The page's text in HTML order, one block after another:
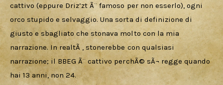
cattivo (eppure Driz’zt Ã¨ famoso per non esserlo), ogni
orco stupido e selvaggio. Una sorta di definizione di
giusto e sbagliato che stonava molto con la mia
narrazione. In realtÃ , stonerebbe con qualsiasi
narrazione; il BBEG Ã¨ cattivo perchÃ© sÃ¬ regge quando
hai 13 anni, non 24.